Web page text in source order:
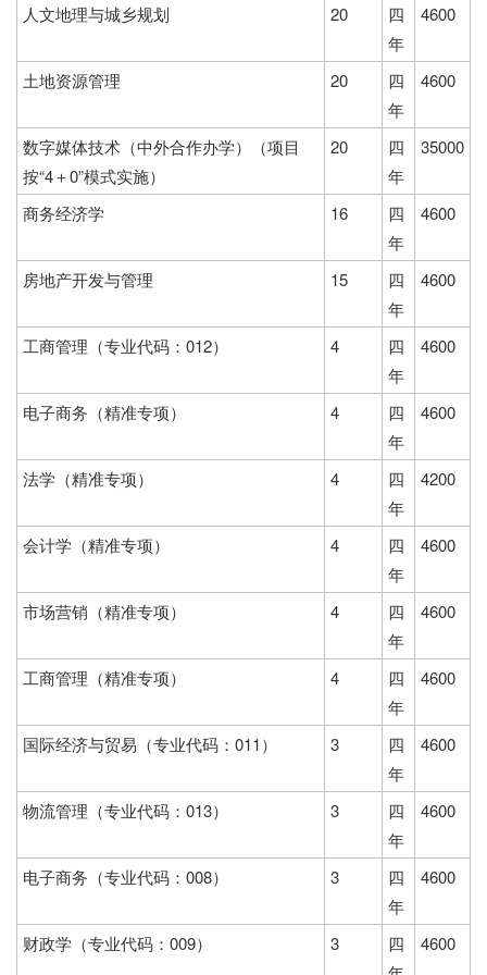
人文地理与城乡规划 20
四
年
4600
土地资源管理 20
四
年
4600
数字媒体技术（中外合作办学）（项目
按“4＋0”模式实施）
20
四
年
35000
商务经济学 16
四
年
4600
房地产开发与管理 15
四
年
4600
工商管理（专业代码：012） 4
四
年
4600
电子商务（精准专项） 4
四
年
4600
法学（精准专项） 4
四
年
4200
会计学（精准专项） 4
四
年
4600
市场营销（精准专项） 4
四
年
4600
工商管理（精准专项） 4
四
年
4600
国际经济与贸易（专业代码：011） 3
四
年
4600
物流管理（专业代码：013） 3
四
年
4600
电子商务（专业代码：008） 3
四
年
4600
财政学（专业代码：009） 3
四
4600